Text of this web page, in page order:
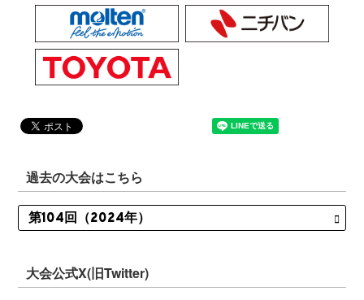
過去の大会はこちら
大会公式X(旧Twitter)